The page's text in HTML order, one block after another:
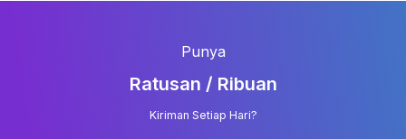
Punya
Ratusan / Ribuan
Kiriman Setiap Hari?